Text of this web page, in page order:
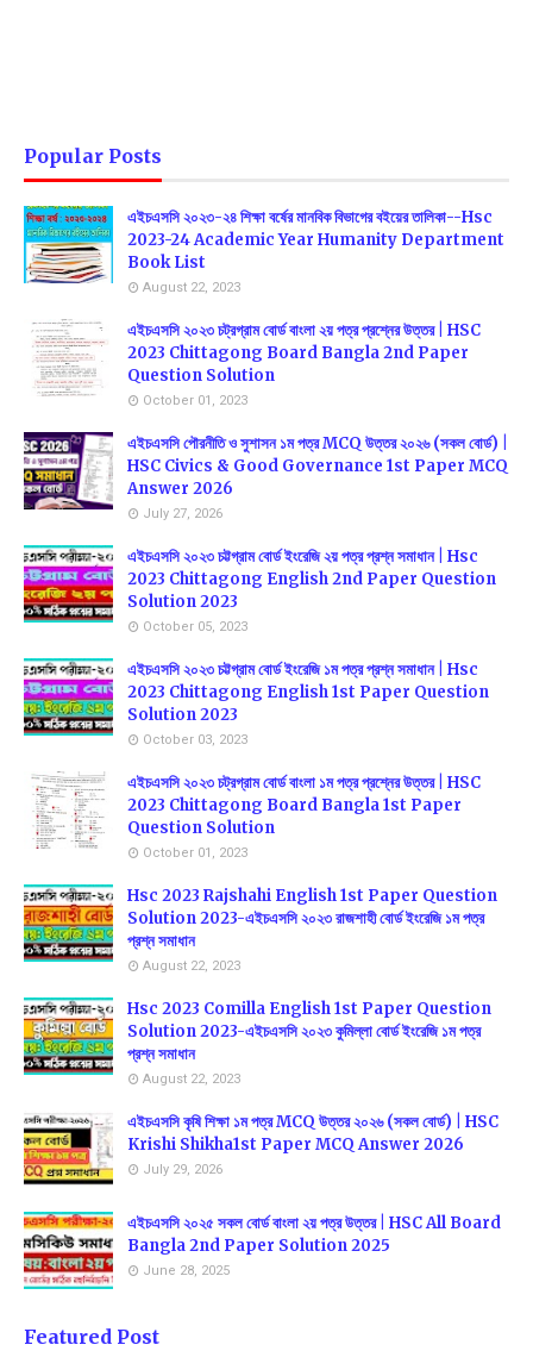
Popular Posts
এইচএসসি ২০২৩-২৪ শিক্ষা বর্ষের মানবিক বিভাগের বইয়ের তালিকা--Hsc
2023-24 Academic Year Humanity Department
Book List
August 22, 2023
এইচএসসি ২০২৩ চট্রগ্রাম বোর্ড বাংলা ২য় পত্র প্রশ্নের উত্তর | HSC
2023 Chittagong Board Bangla 2nd Paper
Question Solution
October 01, 2023
এইচএসসি পৌরনীতি ও সুশাসন ১ম পত্র MCQ উত্তর ২০২৬ (সকল বোর্ড) |
HSC Civics & Good Governance 1st Paper MCQ
Answer 2026
July 27, 2026
এইচএসসি ২০২৩ চট্টগ্রাম বোর্ড ইংরেজি ২য় পত্র প্রশ্ন সমাধান | Hsc
2023 Chittagong English 2nd Paper Question
Solution 2023
October 05, 2023
এইচএসসি ২০২৩ চট্টগ্রাম বোর্ড ইংরেজি ১ম পত্র প্রশ্ন সমাধান | Hsc
2023 Chittagong English 1st Paper Question
Solution 2023
October 03, 2023
এইচএসসি ২০২৩ চট্রগ্রাম বোর্ড বাংলা ১ম পত্র প্রশ্নের উত্তর | HSC
2023 Chittagong Board Bangla 1st Paper
Question Solution
October 01, 2023
Hsc 2023 Rajshahi English 1st Paper Question
Solution 2023-এইচএসসি ২০২৩ রাজশাহী বোর্ড ইংরেজি ১ম পত্র
প্রশ্ন সমাধান
August 22, 2023
Hsc 2023 Comilla English 1st Paper Question
Solution 2023-এইচএসসি ২০২৩ কুমিল্লা বোর্ড ইংরেজি ১ম পত্র
প্রশ্ন সমাধান
August 22, 2023
এইচএসসি কৃষি শিক্ষা ১ম পত্র MCQ উত্তর ২০২৬ (সকল বোর্ড) | HSC
Krishi Shikha1st Paper MCQ Answer 2026
July 29, 2026
এইচএসসি ২০২৫ সকল বোর্ড বাংলা ২য় পত্র উত্তর | HSC All Board
Bangla 2nd Paper Solution 2025
June 28, 2025
Featured Post